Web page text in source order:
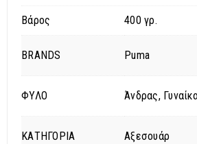
Βάρος 400 γρ.
BRANDS Puma
ΦΥΛΟ Άνδρας,
ΚΑΤΗΓΟΡΙΑ Αξεσουάρ